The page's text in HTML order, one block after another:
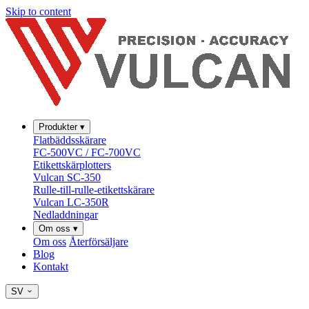
Skip to content
Produkter ▾
Flatbäddsskärare
FC-500VC / FC-700VC
Etikettskärplotters
Vulcan SC-350
Rulle-till-rulle-etikettskärare
Vulcan LC-350R
Nedladdningar
Om oss ▾
Om oss Återförsäljare
Blog
Kontakt
SV